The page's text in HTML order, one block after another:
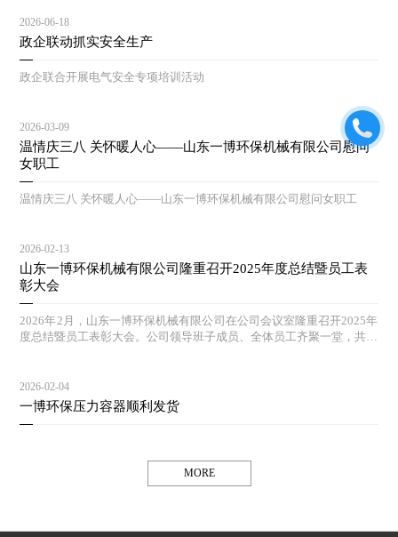
2026-06-18
政企联动抓实安全生产
政企联合开展电气安全专项培训活动
2026-03-09
温情庆三八 关怀暖人心——山东一博环保机械有限公司慰问
女职工
温情庆三八 关怀暖人心——山东一博环保机械有限公司慰问女职工
2026-02-13
山东一博环保机械有限公司隆重召开2025年度总结暨员工表
彰大会
2026年2月，山东一博环保机械有限公司在公司会议室隆重召开2025年
度总结暨员工表彰大会。公司领导班子成员、全体员工齐聚一堂，共同
2026-02-04
一博环保压力容器顺利发货
MORE